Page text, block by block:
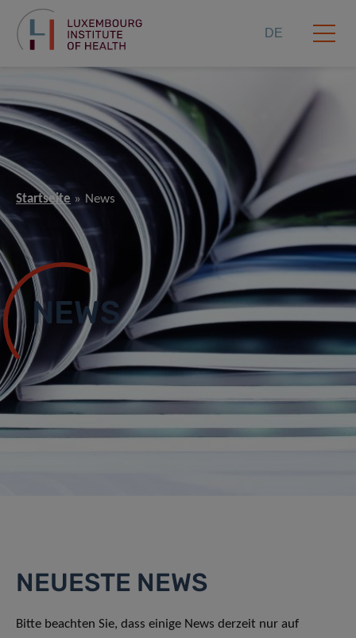
DE
Startseite News
NEWS
NEUESTE NEWS
Bitte beachten Sie, dass einige News derzeit nur auf